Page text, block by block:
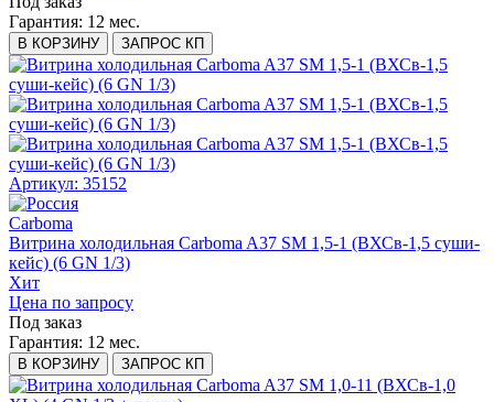
Гарантия: 12 мес.
В КОРЗИНУ ЗАПРОС КП
Артикул: 35152
Carboma
Витрина холодильная Carboma A37 SM 1,5-1 (ВХСв-1,5 суши-
кейс) (6 GN 1/3)
Хит
Цена по запросу
Под заказ
Гарантия: 12 мес.
В КОРЗИНУ ЗАПРОС КП